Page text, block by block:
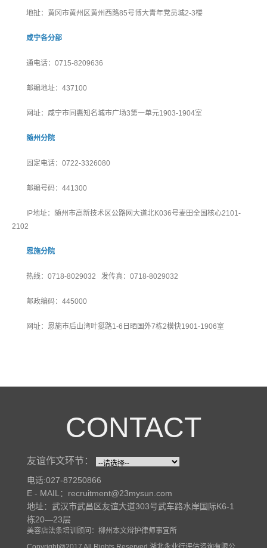
地扯：黄冈市黄州区黄州西路85号博大青年党员城2-3楼
咸宁各分部
通电话：0715-8209636
邮编地址：437100
网址：咸宁市同惠知名城市广场3第一单元1903-1904室
随州分院
固定电话：0722-3326080
邮编号码：441300
IP地址：随州市高新技术区公路网大道北K036号麦田全国核心2101-
2102
恩施分院
热线：0718-8029032 发传真：0718-8029032
邮政编码：445000
网址：恩施市后山湾叶挺路1-6日晒国外7栋2模快1901-1906室
CONTACT
友谊作文环节：
电话:027-87250866
E - MAIL：recruitment@23mysun.com
地址：武汉市武昌区友谊大道303号武车路水岸国际K6-1
栋20—23层
美容店法条培训顾问：柳州本文辩护律师事宜所